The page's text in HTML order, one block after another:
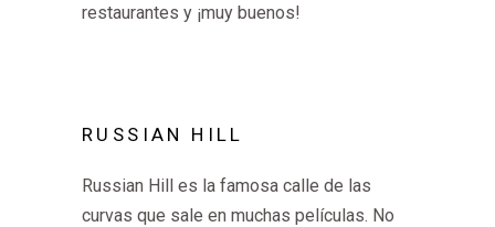
restaurantes y ¡muy buenos!
RUSSIAN HILL
Russian Hill es la famosa calle de las
curvas que sale en muchas películas. No